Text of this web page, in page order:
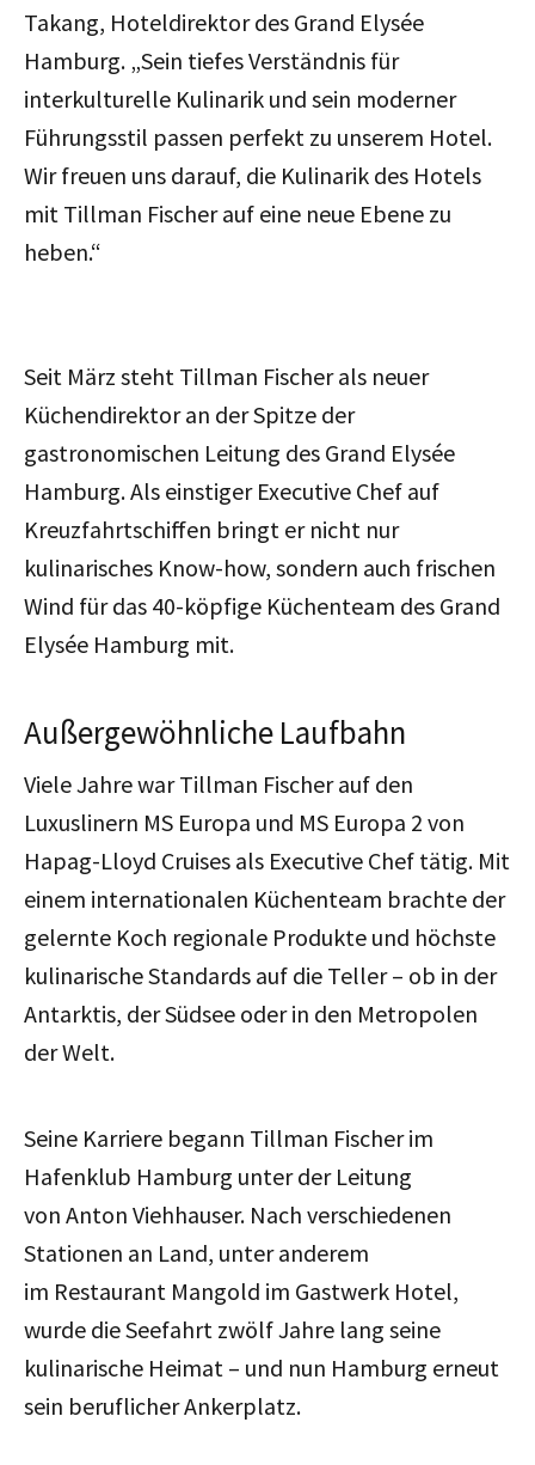
Takang, Hoteldirektor des Grand Elysée
Hamburg. „Sein tiefes Verständnis für
interkulturelle Kulinarik und sein moderner
Führungsstil passen perfekt zu unserem Hotel.
Wir freuen uns darauf, die Kulinarik des Hotels
mit Tillman Fischer auf eine neue Ebene zu
heben.“
Seit März steht Tillman Fischer als neuer
Küchendirektor an der Spitze der
gastronomischen Leitung des Grand Elysée
Hamburg. Als einstiger Executive Chef auf
Kreuzfahrtschiffen bringt er nicht nur
kulinarisches Know-how, sondern auch frischen
Wind für das 40-köpfige Küchenteam des Grand
Elysée Hamburg mit.
Außergewöhnliche Laufbahn
Viele Jahre war Tillman Fischer auf den
Luxuslinern MS Europa und MS Europa 2 von
Hapag-Lloyd Cruises als Executive Chef tätig. Mit
einem internationalen Küchenteam brachte der
gelernte Koch regionale Produkte und höchste
kulinarische Standards auf die Teller – ob in der
Antarktis, der Südsee oder in den Metropolen
der Welt.
Seine Karriere begann Tillman Fischer im
Hafenklub Hamburg unter der Leitung
von Anton Viehhauser. Nach verschiedenen
Stationen an Land, unter anderem
im Restaurant Mangold im Gastwerk Hotel,
wurde die Seefahrt zwölf Jahre lang seine
kulinarische Heimat – und nun Hamburg erneut
sein beruflicher Ankerplatz.